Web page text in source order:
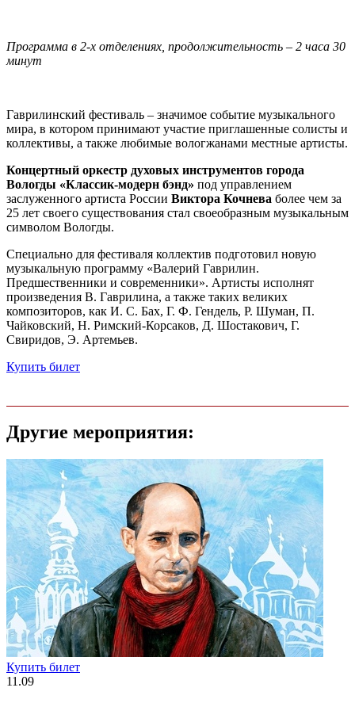
Программа в 2-х отделениях, продолжительность – 2 часа 30
минут
Гаврилинский фестиваль – значимое событие музыкального
мира, в котором принимают участие приглашенные солисты и
коллективы, а также любимые вологжанами местные артисты.
Концертный оркестр духовых инструментов города
Вологды «Классик-модерн бэнд» под управлением
заслуженного артиста России Виктора Кочнева более чем за
25 лет своего существования стал своеобразным музыкальным
символом Вологды.
Специально для фестиваля коллектив подготовил новую
музыкальную программу «Валерий Гаврилин.
Предшественники и современники». Артисты исполнят
произведения В. Гаврилина, а также таких великих
композиторов, как И. С. Бах, Г. Ф. Гендель, Р. Шуман, П.
Чайковский, Н. Римский-Корсаков, Д. Шостакович, Г.
Свиридов, Э. Артемьев.
Купить билет
Другие мероприятия:
Купить билет
11.09